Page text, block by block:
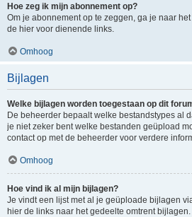
Hoe zeg ik mijn abonnement op?
Om je abonnement op te zeggen, ga je naar
de hier voor dienende links.
Omhoog
Bijlagen
Welke bijlagen worden toegestaan op dit
De beheerder bepaalt welke bestandstypes al
je niet zeker bent welke bestanden geüpload
contact op met de beheerder voor verdere
Omhoog
Hoe vind ik al mijn bijlagen?
Je vindt een lijst met al je geüploade bijlagen
hier de links naar het gedeelte omtrent bijlagen.